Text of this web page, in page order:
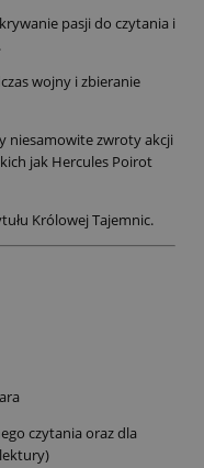
pasji do czytania i
wojny i zbieranie
niesamowite zwroty akcji
jak Hercules Poirot
Królowej Tajemnic.
czytania oraz dla